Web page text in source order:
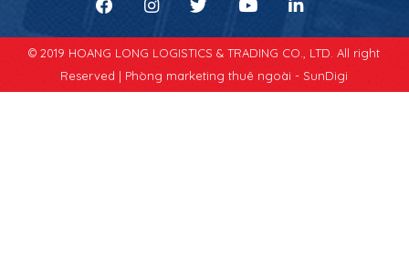
© 2019 HOANG LONG LOGISTICS & TRADING CO., LTD. All right
Reserved | Phòng marketing thuê ngoài - SunDigi